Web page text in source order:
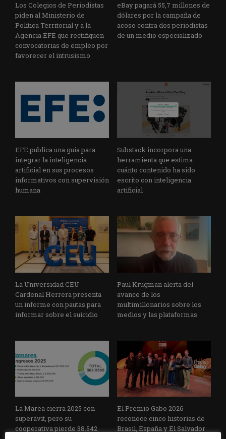
Los Colegios de Periodistas
piden al Ministerio de
Política Territorial y a la
Agencia EFE que rectifiquen
convocatorias de empleo por
favorecer el intrusismo
eBay pagará 55,7 millones de
dólares por la campaña de
acoso contra dos periodistas
de un medio especializado
EFE publica una guía para
integrar la inteligencia
artificial en sus procesos
informativos con supervisión
humana
Substack incorpora una
herramienta que estima
cuánto contenido ha sido
escrito con inteligencia
artificial
La Universidad CEU
Cardenal Herrera presenta
un informe con pautas para
informar sobre el suicidio
Paul Krugman alerta del
avance de los
multimillonarios sobre los
medios y las plataformas
La Marea cierra 2025 con
superávit, pero su
cooperativa pierde 38.542
El Premio Gabo 2026
reconoce cinco historias de
Brasil, España y El Salvador